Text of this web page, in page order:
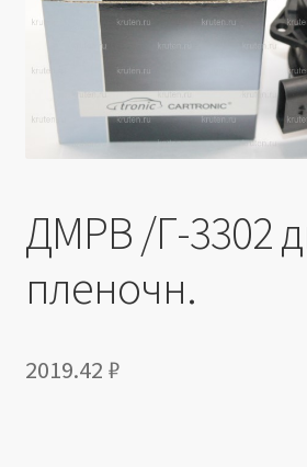
Производители
Юридические данные
ДМРВ /Г-3302
пленочн.
2019.42 ₽